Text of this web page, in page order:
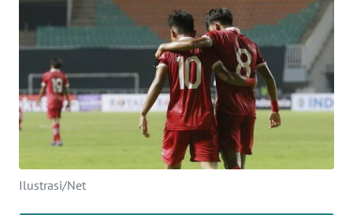
Ilustrasi/Net
INDEKS
BERITA
KONTAK
KAMI
INFO
IKLAN